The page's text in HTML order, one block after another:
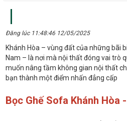
Đăng lúc 11:48:46 12/05/2025
Khánh Hòa – vùng đất của những bãi
Nam – là nơi mà nội thất đóng vai trò
muốn nâng tầm không gian nội thất
bạn thành một điểm nhấn đẳng cấp
Bọc Ghế Sofa Khánh Hòa